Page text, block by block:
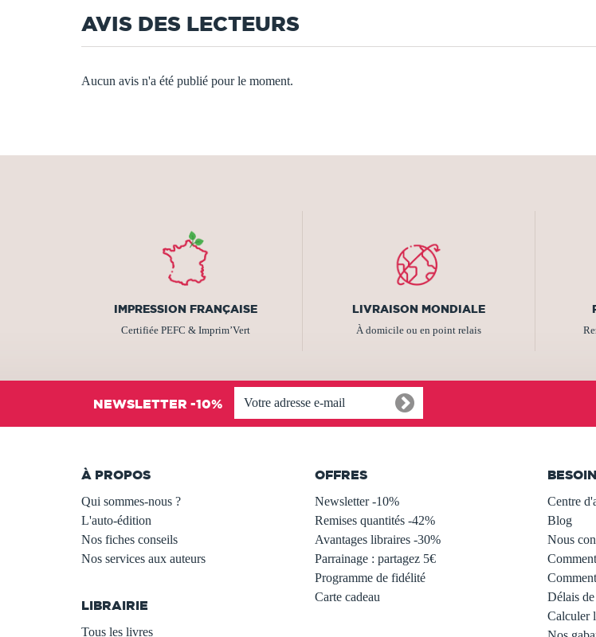
AVIS DES LECTEURS
Aucun avis n'a été publié pour le moment.
IMPRESSION FRANÇAISE
Certifiée PEFC & Imprim’Vert
LIVRAISON MONDIALE
À domicile ou en point relais
NEWSLETTER -10%
À PROPOS
Qui sommes-nous ?
L'auto-édition
Nos fiches conseils
Nos services aux auteurs
LIBRAIRIE
Tous les livres
OFFRES
Newsletter -10%
Remises quantités -42%
Avantages libraires -30%
Parrainage : partagez 5€
Programme de fidélité
Carte cadeau
Centre
Blog
Nous
Délais
Calculer